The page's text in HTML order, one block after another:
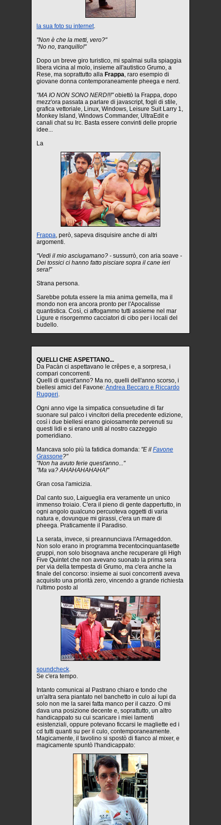
la sua foto su internet.
"Non è che la metti, vero?"
"No no, tranquillo!"
Dopo un breve giro turistico, mi spalmai sulla spiaggia
libera vicina al molo, insieme all'autistico Grumo, a
Rese, ma soprattutto alla Frappa, raro esempio di
giovane donna contemporaneamente pheega e nerd.
"MA IO NON SONO NERD!!!"obiettò la Frappa, dopo
mezz'ora passata a parlare di javascript, fogli di stile,
grafica vettoriale, Linux, Windows, Leisure Suit Larry 1,
Monkey Island, Windows Commander, UltraEdit e
canali chat su Irc. Basta essere convinti delle proprie
idee...
La
Frappa, però, sapeva disquisire anche di altri
argomenti.
"Vedi il mio asciugamano? - sussurrò, con aria soave -
Dei tossici ci hanno fatto pisciare sopra il cane ieri
sera!"
Strana persona.
Sarebbe potuta essere la mia anima gemella, ma il
mondo non era ancora pronto per l'Apocalisse
quantistica. Così, ci affogammo tutti assieme nel mar
Ligure e risorgemmo cacciatori di cibo per i locali del
budello.
QUELLI CHE ASPETTANO...
Da Pacàn ci aspettavano le crêpes e, a sorpresa, i
compari concorrenti.
Quelli di quest'anno? Ma no, quelli dell'anno scorso, i
biellesi amici del Favone:Andrea Beccaro e Riccardo
Ruggeri.
Ogni anno vige la simpatica consuetudine di far
suonare sul palco i vincitori della precedente edizione,
così i due biellesi erano gioiosamente pervenuti su
questi lidi e si erano uniti al nostro cazzeggio
pomeridiano.
Mancava solo più la fatidica domanda: "E il Favone
Grassone?"
"Non ha avuto ferie quest'anno..."
"Ma va? AHAHAHAHAHA!"
Gran cosa l'amicizia.
Dal canto suo, Laigueglia era veramente un unico
immenso troiaio. C'era il pieno di gente dappertutto, in
ogni angolo qualcuno percuoteva oggetti di varia
natura e, dovunque mi girassi, c'era un mare di
pheega. Praticamente il Paradiso.
La serata, invece, si preannunciava l'Armageddon.
Non solo erano in programma trecentocinquantasette
gruppi, non solo bisognava anche recuperare gli High
Five Quintet che non avevano suonato la prima sera
per via della tempesta di Grumo, ma c'era anche la
finale del concorso: insieme ai suoi concorrenti aveva
acquisito una priorità zero, vincendo a grande richiesta
l'ultimo posto al
soundcheck.
Se c'era tempo.
Intanto comunicai al Pastrano chiaro e tondo che
un'altra sera piantato nel banchetto in culo ai lupi da
solo non me la sarei fatta manco per il cazzo. O mi
dava una posizione decente e, soprattutto, un altro
handicappato su cui scaricare i miei lamenti
esistenziali, oppure potevano ficcarsi le magliette ed i
cd tutti quanti su per il culo, contemporaneamente.
Magicamente, il tavolino si spostò di fianco al mixer, e
magicamente spuntò l'handicappato: